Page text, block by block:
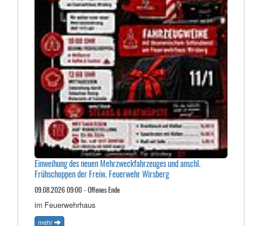
Einweihung des neuen Mehrzweckfahrzeuges und anschl.
Frühschoppen der Freiw. Feuerwehr Wirsberg
09.08.2026 09:00 - Offenes Ende
im Feuerwehrhaus
mehr